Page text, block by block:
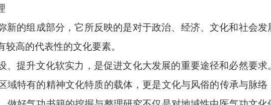
新的组成部分，它所反映的是对于政治、经济、文化和社会发
高的代表性的文化要素。
、提升文化软实力，是促进文化大发展的重要途径和必然要求
域特有的精神文化特质的载体，更是文化与风俗的传承与脉络